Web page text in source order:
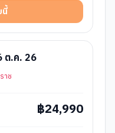
นี้
ต.ค. 26
าช
฿24,990